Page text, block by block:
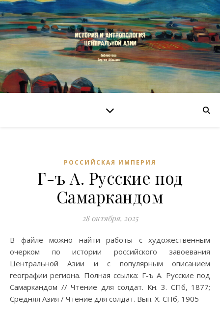
РОССИЙСКАЯ ИМПЕРИЯ
Г-ъ А. Русские под
Самаркандом
28 октября, 2025
В файле можно найти работы с художественным
очерком по истории российского завоевания
Центральной Азии и с популярным описанием
географии региона. Полная ссылка: Г-ъ А. Русские под
Самаркандом // Чтение для солдат. Кн. 3. СПб, 1877;
Средняя Азия / Чтение для солдат. Вып. X. СПб, 1905